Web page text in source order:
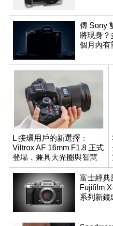
傳 Sony
將現身？
個月內有
L 接環用戶的新選擇：
Viltrox AF 16mm F1.8 正式
登場，兼具大光圈與智慧
數位介面
富士經典
Fujifilm
系列新鏡